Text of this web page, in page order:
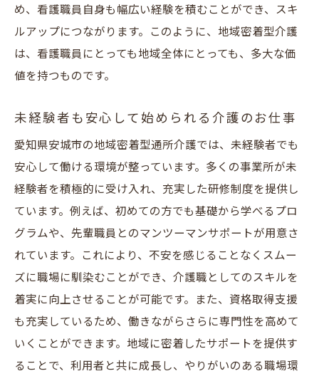
め、看護職員自身も幅広い経験を積むことができ、スキ
ルアップにつながります。このように、地域密着型介護
は、看護職員にとっても地域全体にとっても、多大な価
値を持つものです。
未経験者も安心して始められる介護のお仕事
愛知県安城市の地域密着型通所介護では、未経験者でも
安心して働ける環境が整っています。多くの事業所が未
経験者を積極的に受け入れ、充実した研修制度を提供し
ています。例えば、初めての方でも基礎から学べるプロ
グラムや、先輩職員とのマンツーマンサポートが用意さ
れています。これにより、不安を感じることなくスムー
ズに職場に馴染むことができ、介護職としてのスキルを
着実に向上させることが可能です。また、資格取得支援
も充実しているため、働きながらさらに専門性を高めて
いくことができます。地域に密着したサポートを提供す
ることで、利用者と共に成長し、やりがいのある職場環